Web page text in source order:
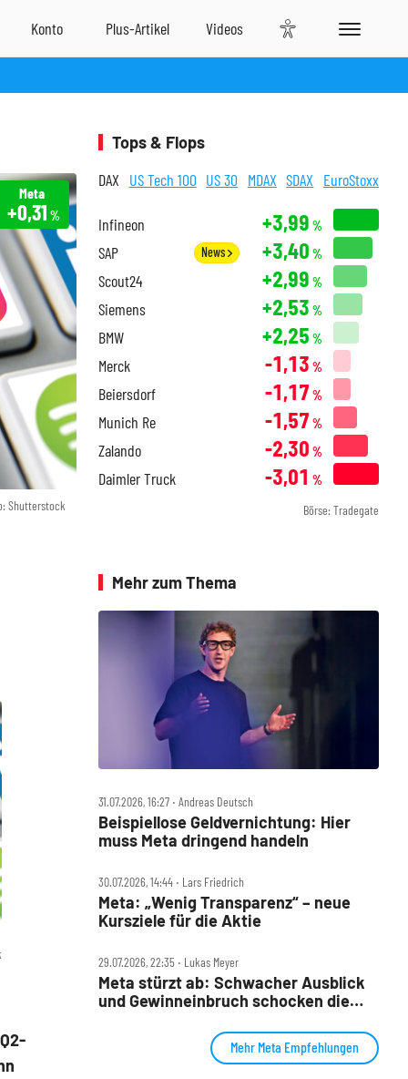
Shutterstock
Meta
+0,31 %
Tops & Flops
DAX US Tech 100 US 30 MDAX SDAX EuroStoxx
Infineon +3,99 %
SAP News +3,40 %
Scout24 +2,99 %
Siemens +2,53 %
BMW +2,25 %
Merck -1,13 %
Beiersdorf -1,17 %
Munich Re -1,57 %
Zalando -2,30 %
Daimler Truck -3,01 %
Börse: Tradegate
Mehr zum Thema
31.07.2026, 16:27 ‧ Andreas Deutsch
Beispiellose Geldvernichtung: Hier
muss Meta dringend handeln
30.07.2026, 14:44 ‧ Lars Friedrich
Meta: „Wenig Transparenz“ – neue
Kursziele für die Aktie
29.07.2026, 22:35 ‧ Lukas Meyer
Meta stürzt ab: Schwacher Ausblick
und Gewinneinbruch schocken die
Mehr Meta Empfehlungen